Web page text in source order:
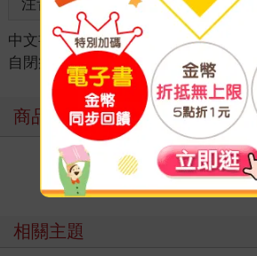
注音 級別
中文書 ＞ 教育／親子教養 ＞ 特
自閉症
商品評價
寫評價
相關主題